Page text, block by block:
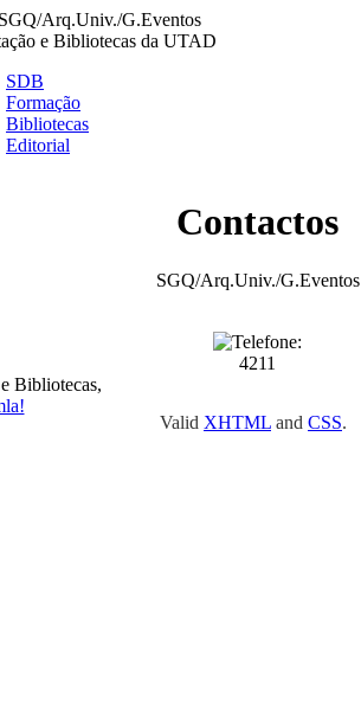
SGQ/Arq.Univ./G.Eventos
e Bibliotecas da UTAD
SDB
Formação
Bibliotecas
Editorial
Contactos
SGQ/Arq.Univ./G.Eventos
4211
Valid XHTML and CSS.
Bibliotecas,